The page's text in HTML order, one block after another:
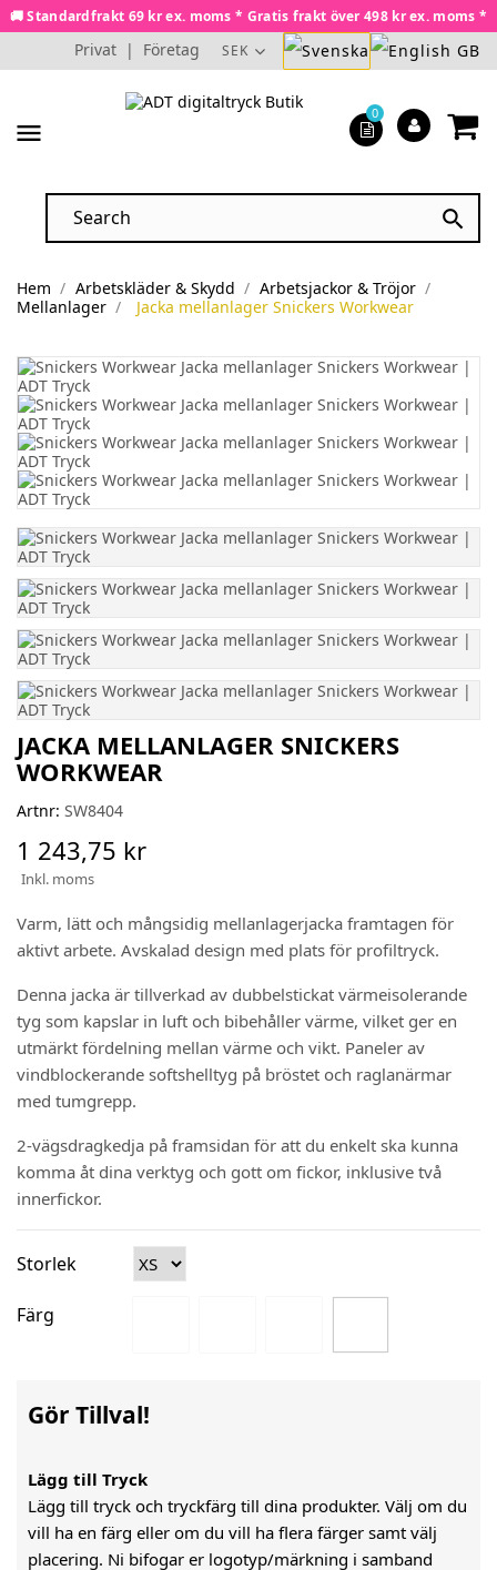
🚚 Standardfrakt 69 kr ex. moms * Gratis frakt över 498 kr ex. moms *
Privat | Företag SEK
menu

0
Hem Arbetskläder & Skydd
Arbetsjackor & Tröjor
Mellanlager
Jacka mellanlager Snickers Workwear
JACKA MELLANLAGER SNICKERS
WORKWEAR
Artnr: SW8404
1 243,75 kr
Inkl. moms
Varm, lätt och mångsidig mellanlagerjacka framtagen för
aktivt arbete. Avskalad design med plats för profiltryck.
Denna jacka är tillverkad av dubbelstickat värmeisolerande
tyg som kapslar in luft och bibehåller värme, vilket ger en
utmärkt fördelning mellan värme och vikt. Paneler av
vindblockerande softshelltyg på bröstet och raglanärmar
med tumgrepp.
2-vägsdragkedja på framsidan för att du enkelt ska kunna
komma åt dina verktyg och gott om fickor, inklusive två
innerfickor.
Storlek
Färg
Gör Tillval!
Lägg till Tryck
Lägg till tryck och tryckfärg till dina produkter. Välj om du
vill ha en färg eller om du vill ha flera färger samt välj
placering. Ni bifogar er logotyp/märkning i samband